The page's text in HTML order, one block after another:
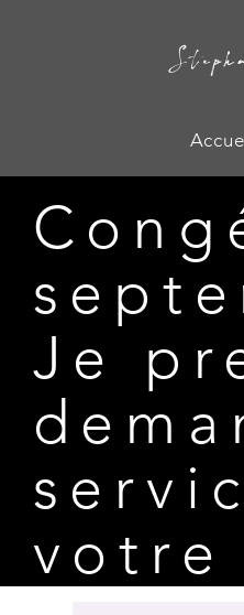
Je
votre